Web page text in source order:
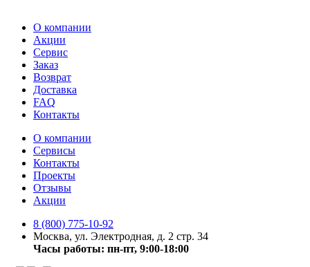
О компании
Акции
Сервис
Заказ
Возврат
Доставка
FAQ
Контакты
О компании
Сервисы
Контакты
Проекты
Отзывы
Акции
8 (800) 775-10-92
Москва, ул. Электродная, д. 2 стр. 34
Часы работы: пн-пт, 9:00-18:00